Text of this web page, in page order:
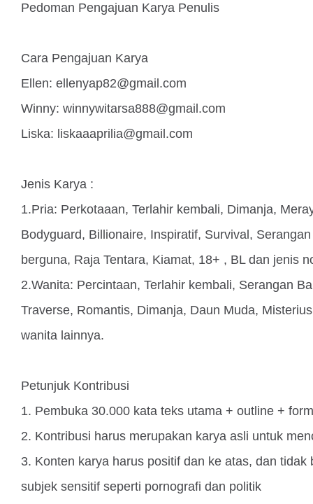
Pedoman Pengajuan Karya Penulis
Cara Pengajuan Karya
Ellen: ellenyap82@gmail.com
Winny: winnywitarsa888@gmail.com
Liska: liskaaaprilia@gmail.com
Jenis Karya :
1.Pria: Perkotaaan, Terlahir kembali, Dimanja,
Bodyguard, Billionaire, Inspiratif, Survival,
berguna, Raja Tentara, Kiamat, 18+ , BL dan jenis
2.Wanita: Percintaan, Terlahir kembali, Serangan
Traverse, Romantis, Dimanja, Daun Muda,
wanita lainnya.
Petunjuk Kontribusi
1. Pembuka 30.000 kata teks utama + outline +
2. Kontribusi harus merupakan karya asli untuk
3. Konten karya harus positif dan ke atas, dan
subjek sensitif seperti pornografi dan politik